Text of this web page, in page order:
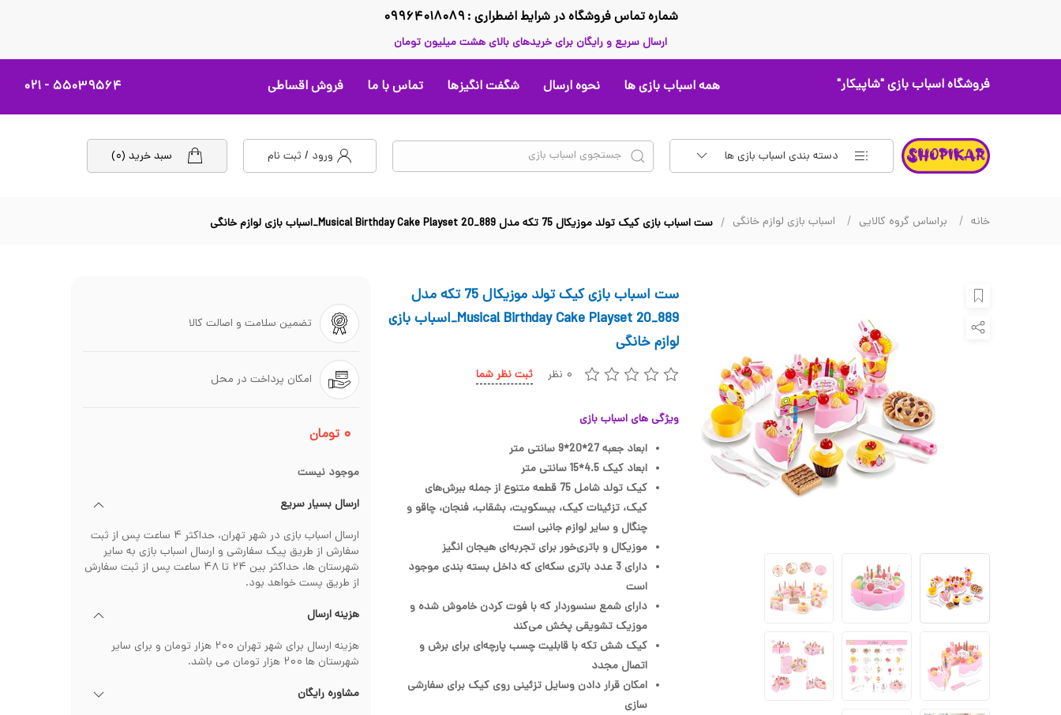
شماره تماس فروشگاه در شرایط اضطراری : ۰۹۹۶۴۰۱۸۰۸۹
ارسال سریع و رایگان برای خریدهای بالای هشت میلیون تومان
فروشگاه اسباب بازی"شاپیکار" همه اسباب بازی ها نحوه ارسال شگفت انگیزها تماس با ما فروش اقساطی ۵۵۰۳۹۵۶۴ - ۰۲۱
دسته بندی اسباب بازی ها ورود / ثبت نام سبد خرید (۰)
خانه براساس گروه کالایی اسباب بازی لوازم خانگی ست اسباب‌ بازی کیک تولد موزیکال 75 تکه مدل Musical Birthday Cake Playset 20_889_اسباب بازی لوازم خانگی
ست اسباب‌ بازی کیک تولد موزیکال 75 تکه مدل
Musical Birthday Cake Playset 20_889_اسباب بازی
لوازم خانگی
۰ نظر ثبت نظر شما
ویژگی های اسباب بازی
ابعاد جعبه 27*20*9 سانتی متر
ابعاد کیک 4.5*15 سانتی متر
کیک تولد شامل 75 قطعه متنوع از جمله ببرش‌های
کیک، تزئینات کیک، بیسکویت، بشقاب، فنجان، چاقو و
چنگال و سایر لوازم جانبی است
موزیکال و باتری‌خور برای تجربه‌ای هیجان‌ انگیز
دارای 3 عدد باتری سکه‌ای که داخل بسته‌ بندی موجود
است
دارای شمع سنسوردار که با فوت کردن خاموش شده و
موزیک تشویقی پخش می‌کند
کیک شش تکه با قابلیت چسب پارچه‌ای برای برش و
اتصال مجدد
امکان قرار دادن وسایل تزئینی روی کیک برای سفارشی‌
سازی
تضمین سلامت و اصالت کالا
امکان پرداخت در محل
۰ تومان
موجود نیست
ارسال بسیار سریع
ارسال اسباب بازی در شهر تهران، حداکثر ۴ ساعت پس از ثبت
سفارش از طریق پیک سفارشی و ارسال اسباب بازی به سایر
شهرستان ها، حداکثر بین ۲۴ تا ۴۸ ساعت پس از ثبت سفارش
از طریق پست خواهد بود.
هزینه ارسال
هزینه ارسال برای شهر تهران ۲۰۰ هزار تومان و برای سایر
شهرستان ها ۲۰۰ هزار تومان می باشد.
مشاوره رایگان